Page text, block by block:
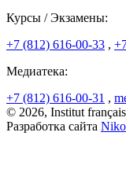
Курсы / Экзамены:
+7 (812) 616-00-33 ,
Медиатека:
+7 (812) 616-00-31 ,
© 2026, Institut français
Разработка сайта